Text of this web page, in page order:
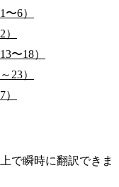
6）
〜18）
23）
で瞬時に翻訳できま